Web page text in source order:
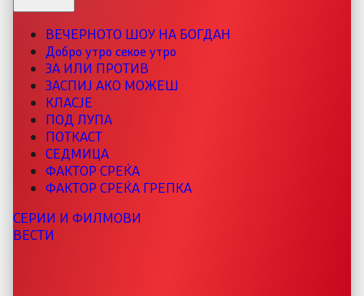
ВЕЧЕРНОТО ШОУ НА БОГДАН
Добро утро секое утро
ЗА ИЛИ ПРОТИВ
ЗАСПИЈ АКО МОЖЕШ
КЛАСЈЕ
ПОД ЛУПА
ПОТКАСТ
СЕДМИЦА
ФАКТОР СРЕЌА
ФАКТОР СРЕЌА ГРЕПКА
СЕРИИ И ФИЛМОВИ
ВЕСТИ